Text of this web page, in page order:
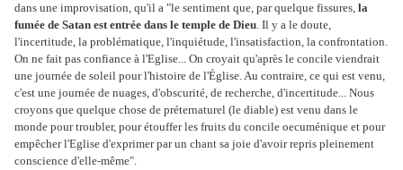
dans une improvisation, qu'il a "le sentiment que, par quelque fissures, la
fumée de Satan est entrée dans le temple de Dieu. Il y a le doute,
l'incertitude, la problématique, l'inquiétude, l'insatisfaction, la confrontation.
On ne fait pas confiance à l'Eglise... On croyait qu'après le concile viendrait
une journée de soleil pour l'histoire de l'Église. Au contraire, ce qui est venu,
c'est une journée de nuages, d'obscurité, de recherche, d'incertitude... Nous
croyons que quelque chose de préternaturel (le diable) est venu dans le
monde pour troubler, pour étouffer les fruits du concile oecuménique et pour
empêcher l'Eglise d'exprimer par un chant sa joie d'avoir repris pleinement
conscience d'elle-même".